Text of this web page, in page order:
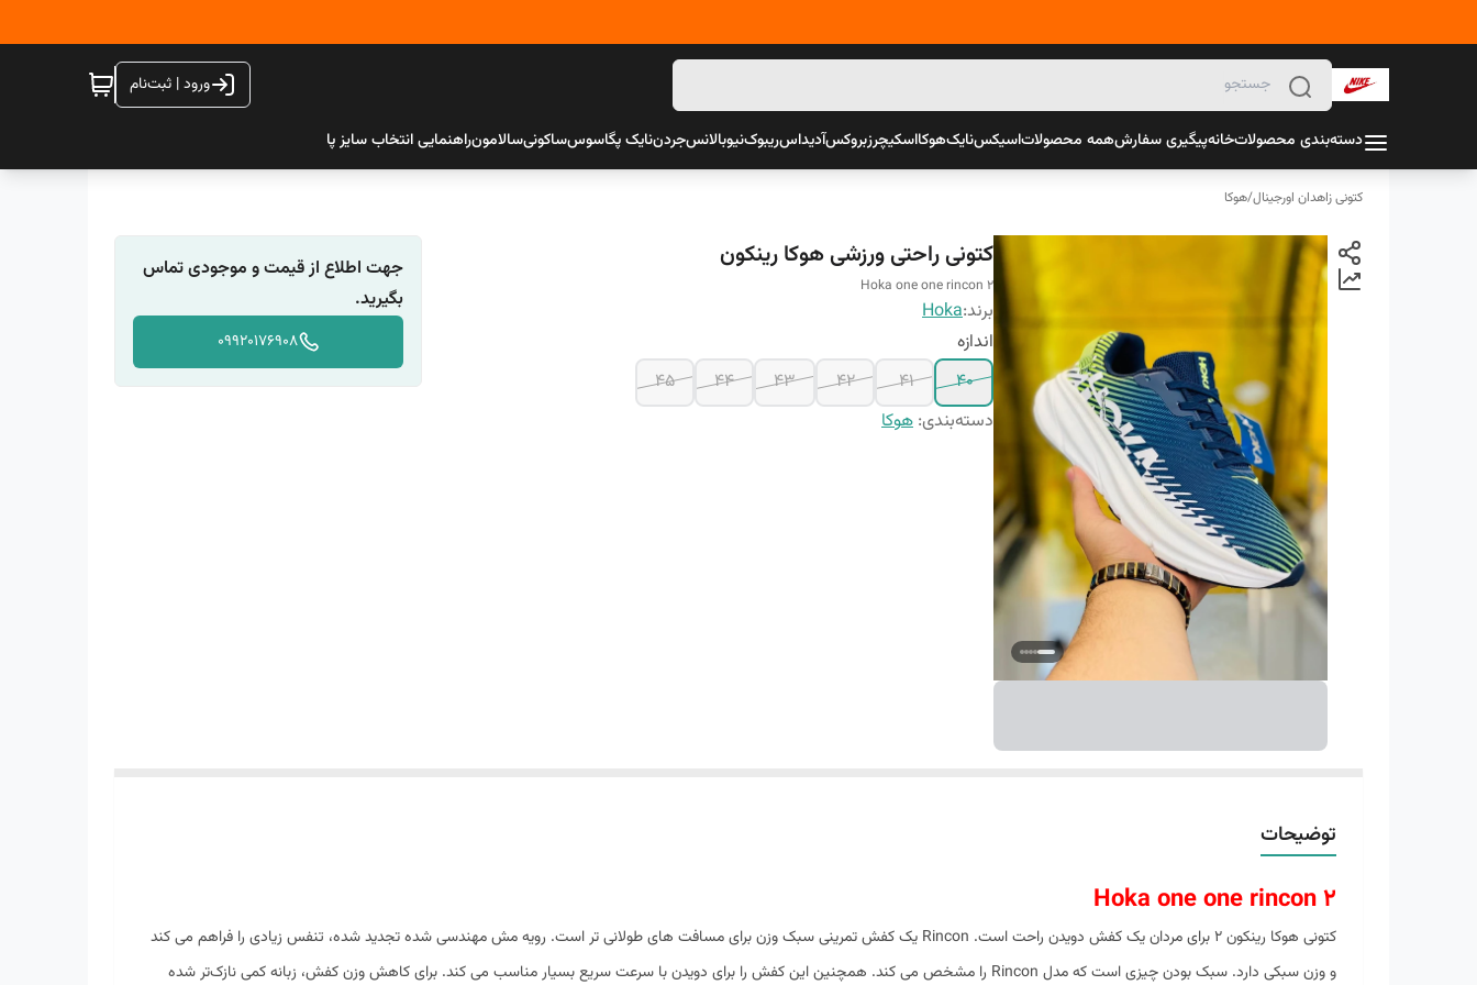
ورود | ثبت‌نام
دسته‌بندی محصولاتخانهپیگیری سفارشهمه محصولاتاسیکسنایکهوکااسکیچرزبروکسآدیداسریبوکنیوبالانسجردننایک پگاسوسساکونیسالامونراهنمایی انتخاب سایز پا
کتونی زاهدان اورجینال/هوکا
کتونی راحتی ورزشی هوکا رینکون
Hoka one one rincon 2
برند:Hoka
اندازه
40
41
42
43
44
45
دسته‌بندی: هوکا
جهت اطلاع از قیمت و موجودی تماس
بگیرید.
09920176908
توضیحات
Hoka one one rincon 2
کتونی هوکا رینکون 2 برای مردان یک کفش دویدن راحت است. Rincon یک کفش تمرینی سبک وزن برای مسافت های طولانی تر است. رویه مش مهندسی شده تجدید شده، تنفس زیادی را فراهم می کند
و وزن سبکی دارد. سبک بودن چیزی است که مدل Rincon را مشخص می کند. همچنین این کفش را برای دویدن با سرعت سریع بسیار مناسب می کند. برای کاهش وزن کفش، زبانه کمی نازک‌تر شده